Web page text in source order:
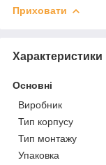
Приховати
Характеристики
Основні
Виробник
Тип корпусу
Тип монтажу
Упаковка